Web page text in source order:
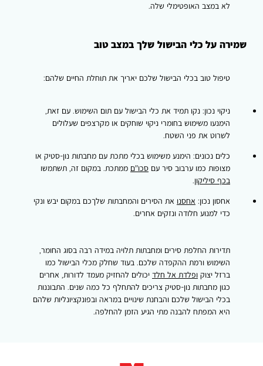
לא במצב האופטימלי שלה.
שמירה על כלי הבישול שלך במצב טוב
טיפול טוב בכלי הבישול שלכם יאריך את תוחלת החיים שלהם:
ניקוי נכון: נקו תמיד את כלי הבישול עם תום השימוש. עם זאת,
הימנעו משימוש בחומרי ניקוי שוחקים או מקרצפים שעלולים
לשרוט את פני השטח.
כלים נכונים: הימנע משימוש בכלי מתכת עם מחבתות נון-סטיק או
מצופות כמו ערבוב סיר עם סכו"ם ממתכת. במקום זה, תשתמשו
בכף סיליקון.
אחסון נכון: אחסנו את הסירים והמחבתות שלךכם במקום יבש ונקי
כדי למנוע חלודה ונזקים אחרים.
תדירות החלפת סירים ומחבתות תלויה במידה רבה בסוג החומר,
השימוש ורמת ההקפדה שלכם. בעוד שחלק מכלי הבישול כמו
ברזל יצוק ופלדת אל חלד יכולים להחזיק מעמד לדורות, אחרים
כגון מחבתות נון-סטיק צריכים להתחלף כל כמה שנים. התבוננות
בכלי הבישול שלכם והבחנת שינויים במראה ובפונקציונליות שלהם
היא המפתח להבנה מתי הגיע הזמן להחלפה.